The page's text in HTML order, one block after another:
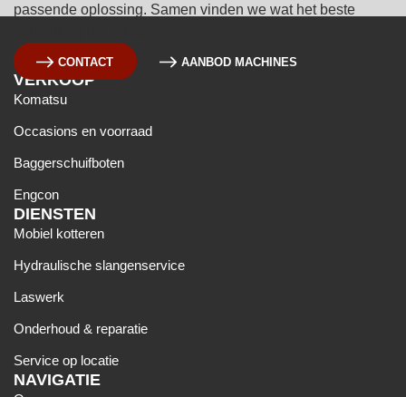
passende oplossing. Samen vinden we wat het beste
CONTACT AANBOD MACHINES
NAVIGATIE
DIENSTEN
Mobiel kotteren
Hydraulische slangenservice
Laswerk
Onderhoud & reparatie
Service op locatie
VERKOOP
Komatsu
Occasions en voorraad
Baggerschuifboten
Engcon